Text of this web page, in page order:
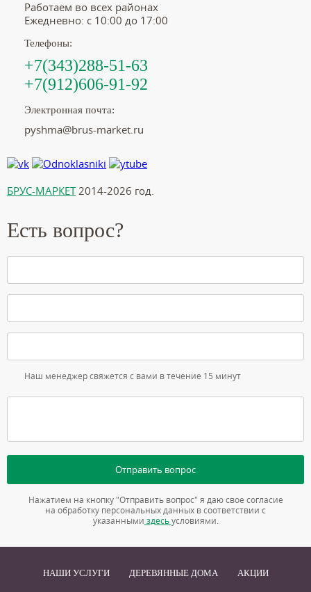
Работаем во всех районах
Ежедневно: с 10:00 до 17:00
Телефоны:
+7(343)288-51-63
+7(912)606-91-92
Электронная почта:
pyshma@brus-market.ru
БРУС-МАРКЕТ2014-2026 год.
Есть вопрос?
Наш менеджер свяжется с вами в течение 15 минут
Отправить вопрос
Нажатием на кнопку "Отправить вопрос" я даю свое согласие
на обработку персональных данных в соответствии с
указанными здесь условиями.
НАШИ УСЛУГИ ДЕРЕВЯННЫЕ ДОМА АКЦИИ